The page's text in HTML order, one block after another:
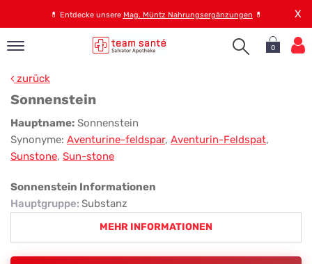
💊 Entdecke unsere Mag. Müntz Nahrungsergänzungen 💊 X
0
zurück
Sonnenstein
Sonnenstein
Hauptname: Sonnenstein
Synonyme: Aventurine-feldspar, Aventurin-Feldspat,
Sunstone, Sun-stone
Sonnenstein Informationen
Hauptgruppe: Substanz
MEHR INFORMATIONEN